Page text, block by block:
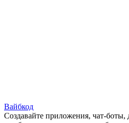
Вайбкод
Создавайте приложения, чат-